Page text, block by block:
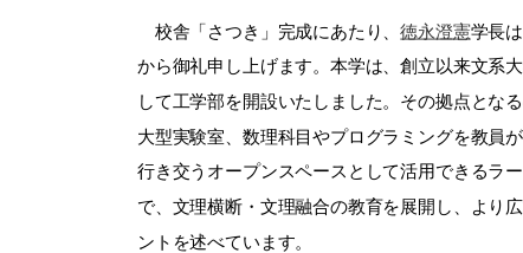
校舎「さつき」完成にあたり、徳永澄憲学長
から御礼申し上げます。本学は、創立以来文系
して工学部を開設いたしました。その拠点とな
大型実験室、数理科目やプログラミングを教員
行き交うオープンスペースとして活用できるラ
で、文理横断・文理融合の教育を展開し、より
ントを述べています。